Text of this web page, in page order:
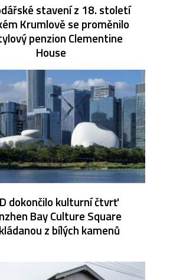
stavení z 18. století
Krumlově se proměnilo
penzion Clementine
House
dokončilo kulturní čtvrť
Bay Culture Square
z bílých kamenů